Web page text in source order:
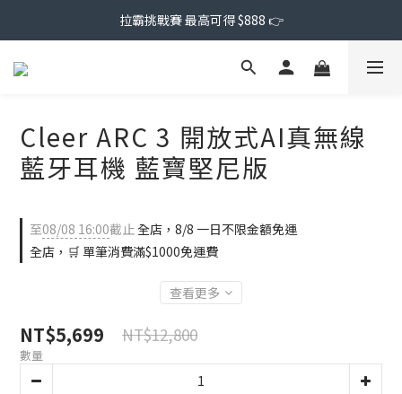
拉霸挑戰賽 最高可得 $888 👉
Cleer ARC 3 開放式AI真無線
藍牙耳機 藍寶堅尼版
至08/08 16:00截止全店，8/8 一日不限金額免運
全店，🛒 單筆消費滿$1000免運費
查看更多
NT$5,699 NT$12,800
數量